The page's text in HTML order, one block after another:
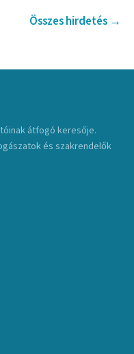
Összes hirdetés →
átfogó keresője.
és szakrendelők